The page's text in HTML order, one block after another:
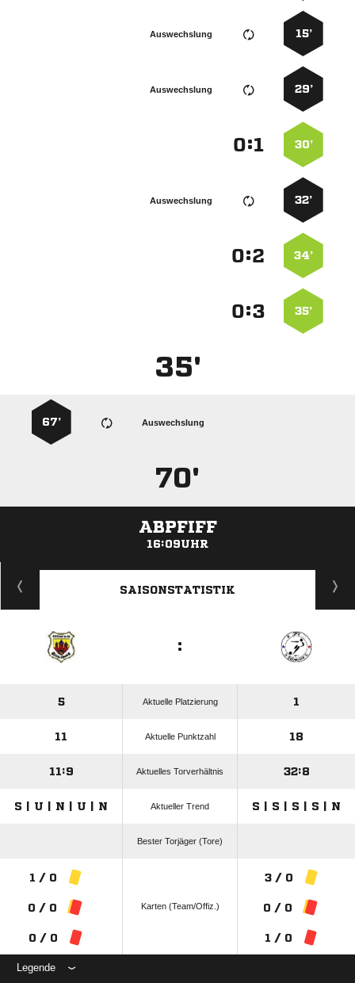
15’
Auswechslung
29’
Auswechslung
30’
:
32’
Auswechslung
34’
:
35’
:
35'
Auswechslung
67’
70'
ABPFIFF
16:09UHR
ANZEIGE
SAISONSTATISTIK
:
5 Aktuelle Platzierung 1
11 Aktuelle Punktzahl 18
11:9 Aktuelles Torverhältnis 32:8
S | U | N | U | N Aktueller Trend S | S | S | S | N
Bester Torjäger (Tore)
1 / 0
0 / 0
0 / 0
Karten (Team/Offiz.)
3 / 0
0 / 0
1 / 0
Legende